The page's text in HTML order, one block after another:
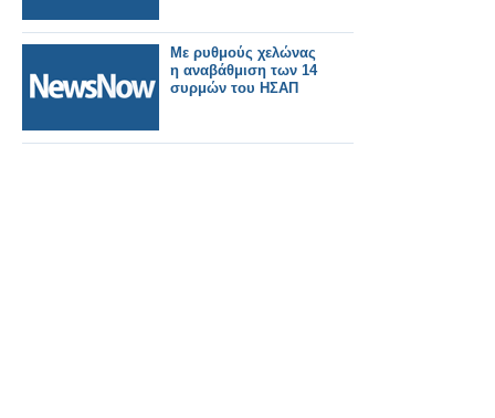
Με ρυθμούς χελώνας
η αναβάθμιση των 14
συρμών του ΗΣΑΠ